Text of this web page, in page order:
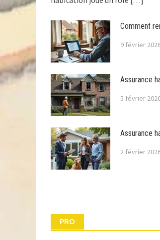
Comment
9 février
Assurance
5 février
Assurance
2 février
PRO